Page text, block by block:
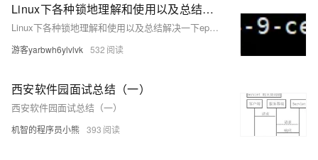
Linux下各种锁地理解和使用以及总结解决一下epoll惊群问题(面试常考)
Linux下各种锁地理解和使用以及总结解决一下epoll惊群问题(面试常考)
游客yarbwh6ylvlvk 532
西安软件园面试总结（一）
西安软件园面试总结（一）
机智的程序员小熊 393